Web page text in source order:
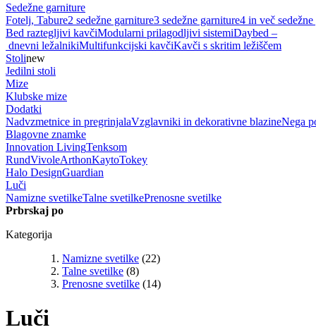
Sedežne garniture
Fotelj, Tabure2 sedežne garniture3 sedežne garniture4 in več
Bed raztegljivi kavčiModularni prilagodljivi sistemiDaybed –
dnevni ležalnikiMultifunkcijski kavčiKavči s skritim ležiščem
Stolinew
Jedilni stoli
Mize
Klubske mize
Dodatki
Nadvzmetnice in pregrinjalaVzglavniki in dekorativne blazineNega
Blagovne znamke
Innovation LivingTenksom
RundVivoleArthonKaytoTokey
Halo DesignGuardian
Luči
Namizne svetilkeTalne svetilkePrenosne svetilke
Prbrskaj po
Kategorija
Namizne svetilke (22)
Talne svetilke (8)
Prenosne svetilke (14)
Luči